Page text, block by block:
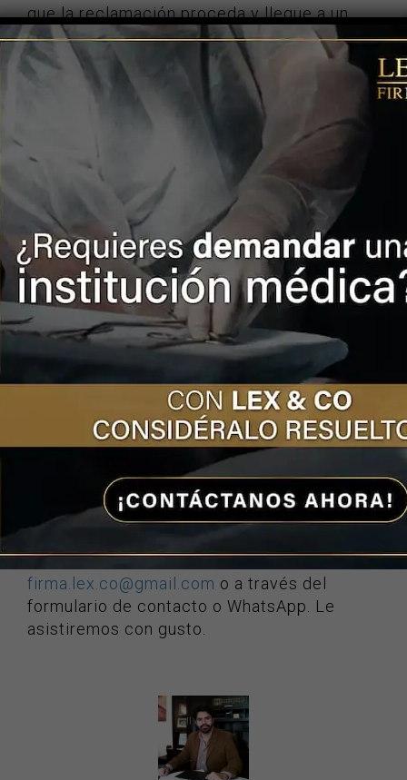
que la reclamación proceda y llegue a un
término favorable para el cliente.
Confíe en LEX & CO
Antes de hacerse un tatuaje, elija un centro
profesional que cuente con licencias
vigentes e instalaciones limpias para evitar
un posible daño. Desconfíe de tatuadores
que trabajan en la calle o en casa ya que no
tendrá un consentimiento informado ni un
contrato con responsabilidad civil, lo que
implica que no podrá reclamar ni denunciar
por un tatuaje mal realizado.
¡CONTÁCTENOS! QUEREMOS
SABER DE SU CASO
Y si ya fue víctima de una mala praxis o de
negligencia odontológicaacérquese aLEX
& CO, nuestrosabogados especialistas en
le asesorarán para obtener una
resolución favorable o si necesita de
abogados laborales
para una
55 6840 1076, escríbanos al correo
firma.lex.co@gmail.com o a través del
formulario de contacto o WhatsApp. Le
asistiremos con gusto.